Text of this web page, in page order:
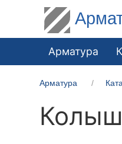
Арматура
Арматура